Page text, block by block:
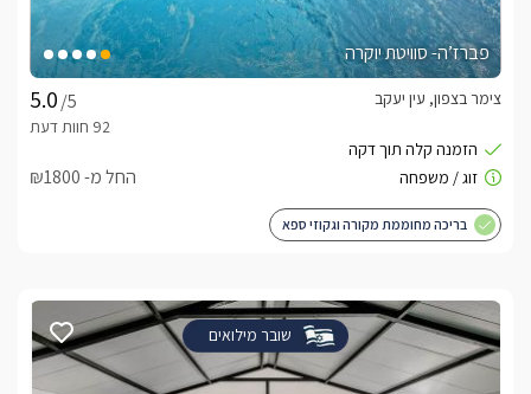
פברז’ה- סוויטת יוקרה
/5
צימר בצפון, עין יעקב
החל מ- ₪1800
בריכה מחוממת מקורה וגקוזי ספא
שובר מילואים